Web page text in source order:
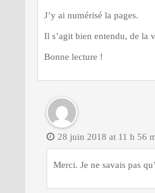
J’y ai numérisé la pages.
Il s’agit bien entendu, de la
Bonne lecture !
28 juin 2018 at 11 h 56
Merci. Je ne savais pas